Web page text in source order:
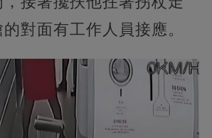
對面有工作人員接應。